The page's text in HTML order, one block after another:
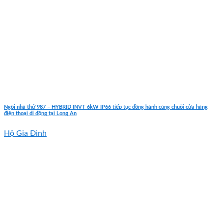
Ngôi nhà thứ 987 – HYBRID INVT 6kW IP66 tiếp tục đồng hành cùng chuỗi cửa hàng
điện thoại di động tại Long An
Hộ Gia Đình